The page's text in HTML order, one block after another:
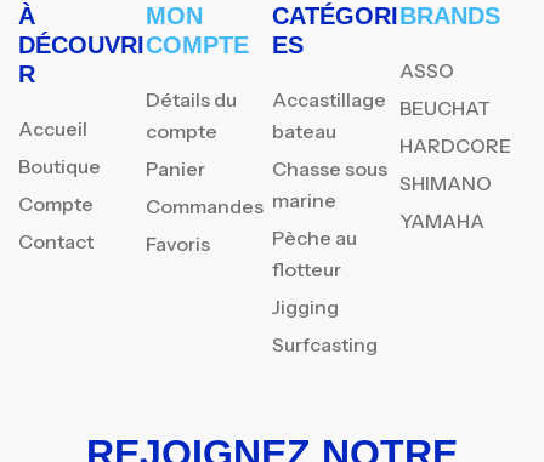
À
DÉCOUVRI
R
Accueil
Boutique
Compte
Contact
MON
COMPTE
Détails du
compte
Panier
Commandes
Favoris
CATÉGORI
ES
Accastillage
bateau
Chasse sous
marine
Pèche au
flotteur
Jigging
Surfcasting
BRANDS
ASSO
BEUCHAT
HARDCORE
SHIMANO
YAMAHA
REJOIGNEZ NOTRE